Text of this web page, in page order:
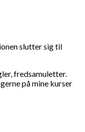
slutter sig til
fredsamuletter.
på mine kurser